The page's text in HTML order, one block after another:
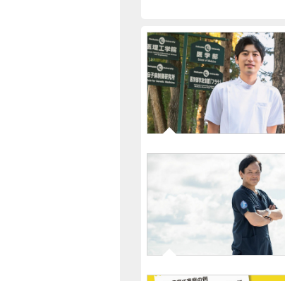
｢北大医学部生が作った"
いいチョコ"が引っ張りダ
科医･起業家の二兎を追